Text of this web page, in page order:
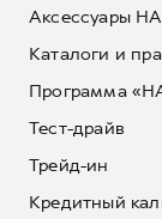
Аксессуары
Каталоги и
Программа
Тест-драйв
Трейд-ин
Кредитный